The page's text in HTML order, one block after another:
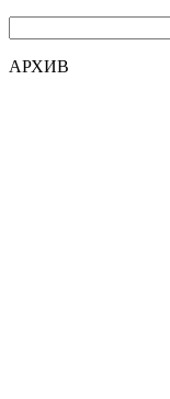
АРХИВ